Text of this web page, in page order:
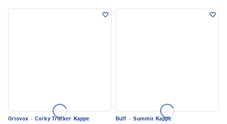
Ortovox · Corky Trucker Kappe
Buff · Summit Kappe